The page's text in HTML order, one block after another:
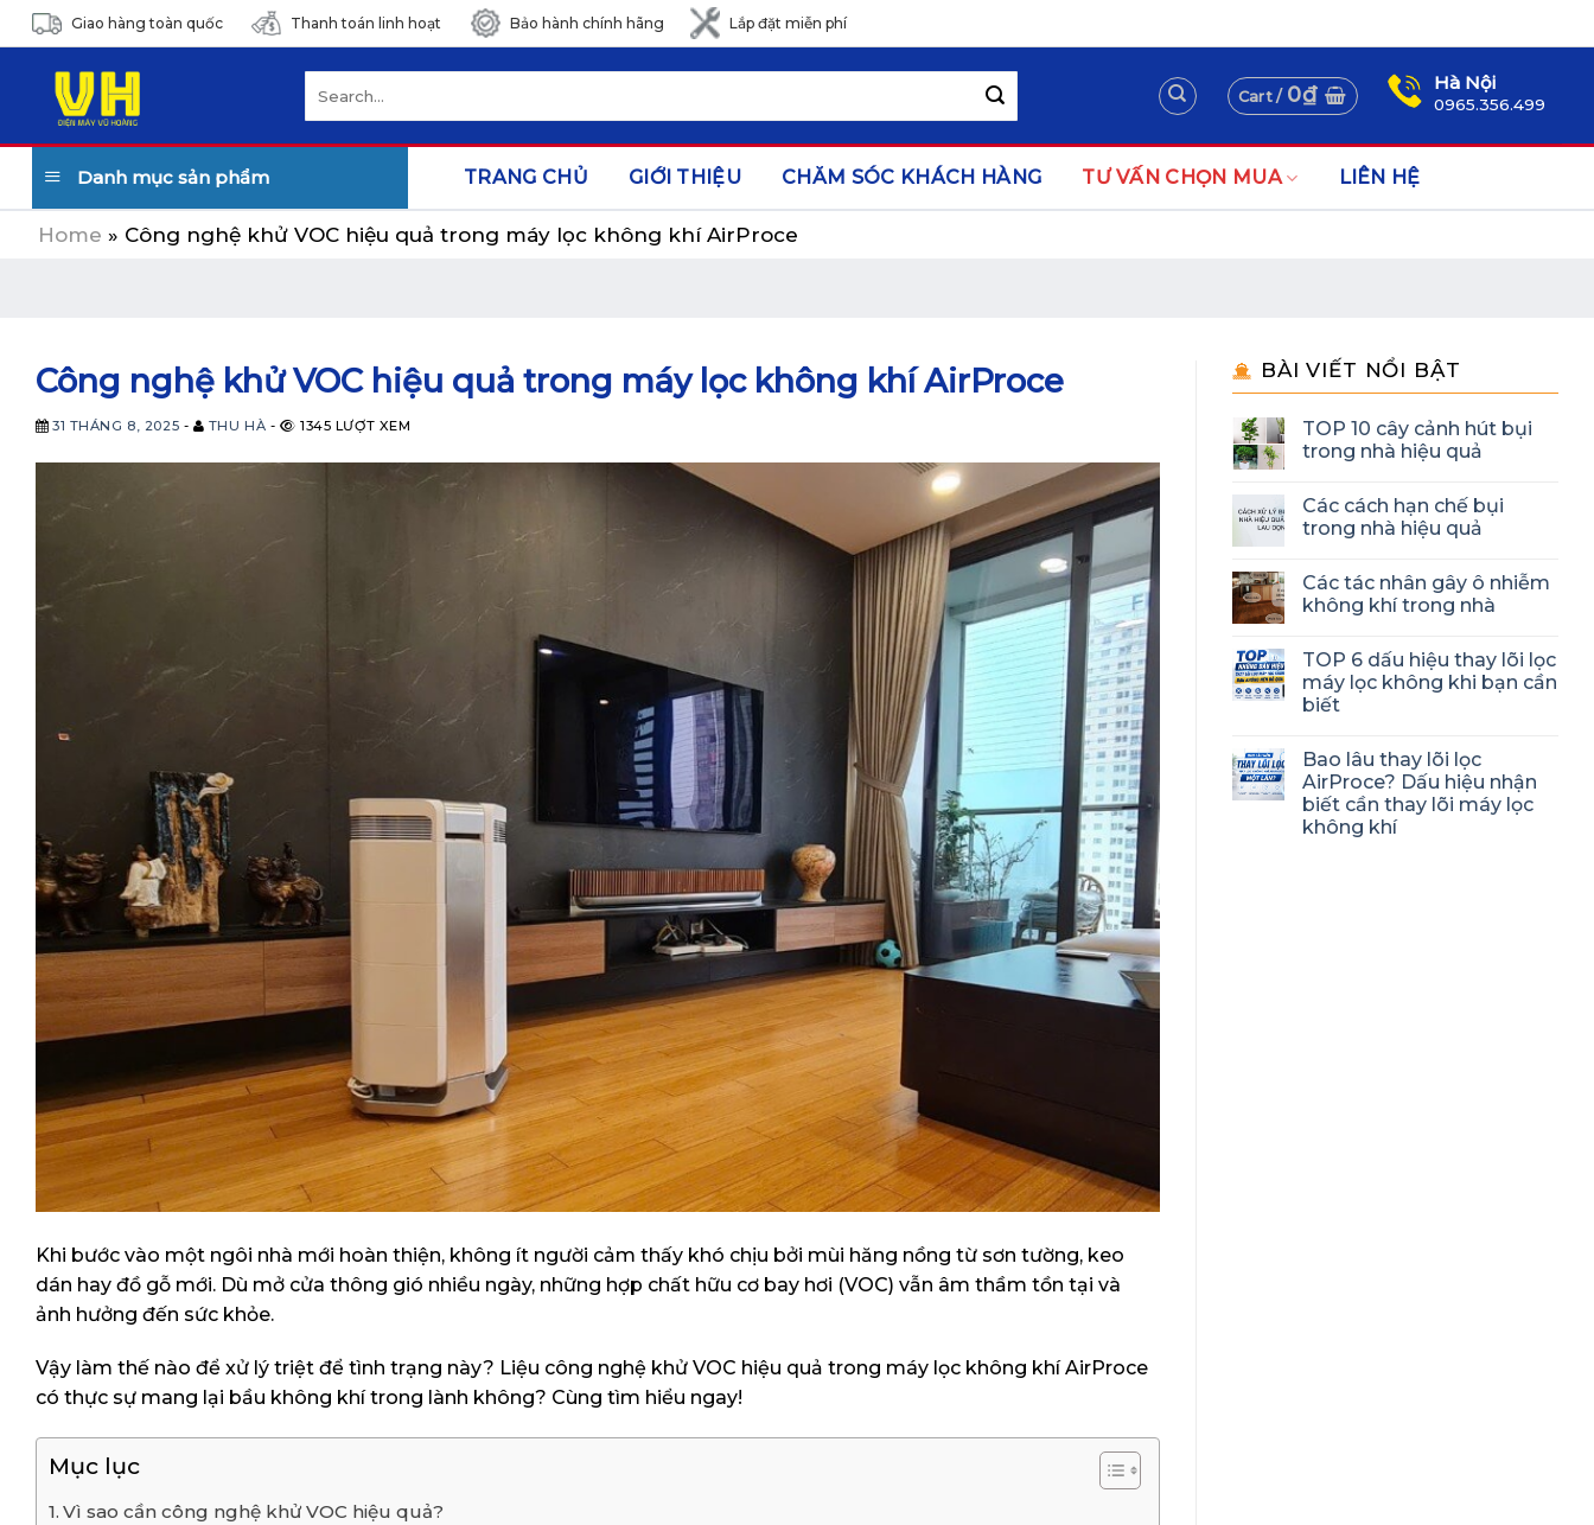
Skip
to
content
Giao hàng toàn quốc Thanh toán linh hoạt Bảo hành chính hãng Lắp đặt miễn phí
for:
Cart / 0₫ Hà Nội
0965.356.499
Danh mục sản phẩm TRANG CHỦ GIỚI THIỆU CHĂM SÓC KHÁCH HÀNG TƯ VẤN CHỌN MUA LIÊN HỆ
Home » Công nghệ khử VOC hiệu quả trong máy lọc không khí AirProce
Công nghệ khử VOC hiệu quả trong máy lọc không khí AirProce
31 THÁNG 8, 2025 - THU HÀ - 1345 LƯỢT XEM
Khi bước vào một ngôi nhà mới hoàn thiện, không ít người cảm thấy khó chịu bởi mùi hăng nồng từ sơn tường, keo
dán hay đồ gỗ mới. Dù mở cửa thông gió nhiều ngày, những hợp chất hữu cơ bay hơi (VOC) vẫn âm thầm tồn tại và
ảnh hưởng đến sức khỏe.
Vậy làm thế nào để xử lý triệt để tình trạng này? Liệu công nghệ khử VOC hiệu quả trong máy lọc không khí AirProce
có thực sự mang lại bầu không khí trong lành không? Cùng tìm hiểu ngay!
Mục lục
Vì sao cần công nghệ khử VOC hiệu quả?
BÀI VIẾT NỔI BẬT
TOP 10 cây cảnh hút bụi
trong nhà hiệu quả
Các cách hạn chế bụi
trong nhà hiệu quả
Các tác nhân gây ô nhiễm
không khí trong nhà
TOP 6 dấu hiệu thay lõi lọc
máy lọc không khi bạn cần
biết
Bao lâu thay lõi lọc
AirProce? Dấu hiệu nhận
biết cần thay lõi máy lọc
không khí